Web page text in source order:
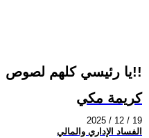
يا رئيسي كلهم لصوص!!
كريمة مكي
2025 / 12 / 19
الفساد الإداري والمالي